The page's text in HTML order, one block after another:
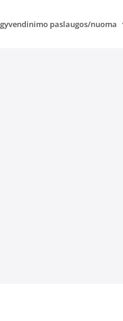
paslaugos/nuoma